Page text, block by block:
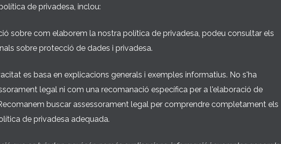
de privadesa, inclou:
sobre com elaborem la nostra política de privadesa, podeu consultar els
sobre protecció de dades i privadesa.
es basa en explicacions generals i exemples informatius. No s'ha
legal ni com una recomanació específica per a l'elaboració de
buscar assessorament legal per comprendre completament els
de privadesa adequada.